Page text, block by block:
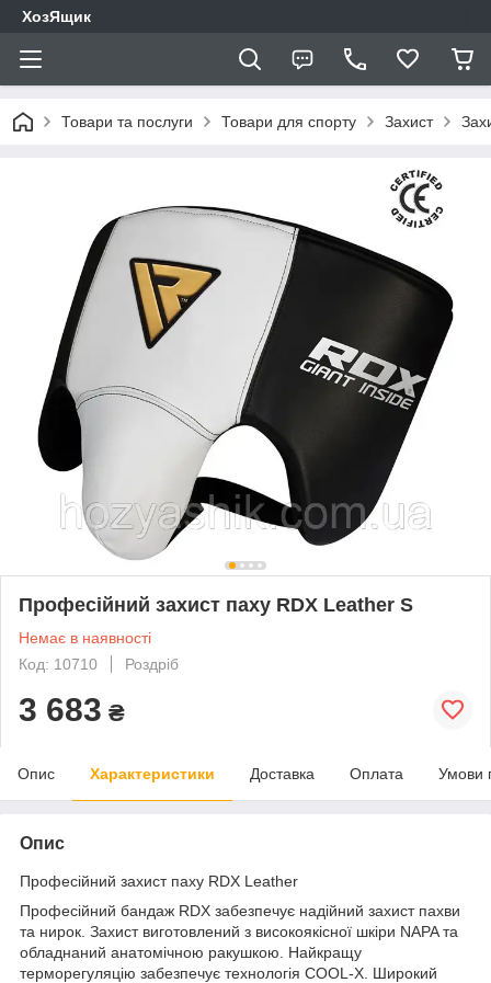
ХозЯщик
Товари та послуги Товари для спорту Захист
Професійний захист паху RDX Leather S
Немає в наявності
Код: 10710
Роздріб
3 683 ₴
Опис Характеристики Доставка Оплата Умови
Опис
Професійний захист паху RDX Leather
Професійний бандаж RDX забезпечує надійний захист пахви
та нирок. Захист виготовлений з високоякісної шкіри NAPA та
обладнаний анатомічною ракушкою. Найкращу
терморегуляцію забезпечує технологія COOL-X. Широкий